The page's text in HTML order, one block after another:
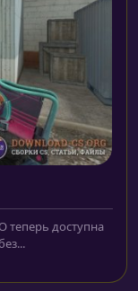
теперь доступна